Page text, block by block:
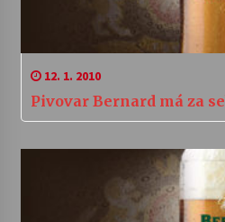
12. 1. 2010
Pivovar Bernard má za